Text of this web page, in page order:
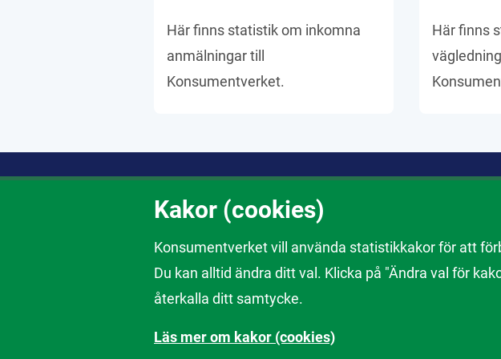
Kakor (cookies)
Konsumentverket vill använda statistikkakor för att
Du kan alltid ändra ditt val. Klicka på "Ändra val för
återkalla ditt samtycke.
Läs mer om kakor (cookies)
Här finns statistik om inkomna
anmälningar till
Konsumentverket.
Här finns
Om webbtjänsten
Här hittar du Konsumentverkets statistik om inkomna
utvalda undersökningar. Du kan söka efter olika typer av
Kakor Ändra val av kakor Om våra webbtjänster